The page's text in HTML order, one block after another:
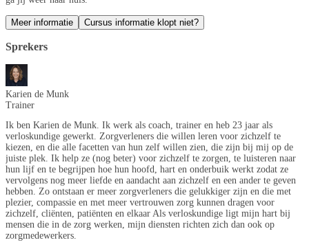
Meer informatie Cursus informatie klopt niet?
Sprekers
Karien de Munk
Trainer
Ik ben Karien de Munk. Ik werk als coach, trainer en heb 23 jaar als
verloskundige gewerkt. Zorgverleners die willen leren voor zichzelf te
kiezen, en die alle facetten van hun zelf willen zien, die zijn bij mij op de
juiste plek. Ik help ze (nog beter) voor zichzelf te zorgen, te luisteren naar
hun lijf en te begrijpen hoe hun hoofd, hart en onderbuik werkt zodat ze
vervolgens nog meer liefde en aandacht aan zichzelf en een ander te geven
hebben. Zo ontstaan er meer zorgverleners die gelukkiger zijn en die met
plezier, compassie en met meer vertrouwen zorg kunnen dragen voor
zichzelf, cliënten, patiënten en elkaar Als verloskundige ligt mijn hart bij
mensen die in de zorg werken, mijn diensten richten zich dan ook op
zorgmedewerkers.